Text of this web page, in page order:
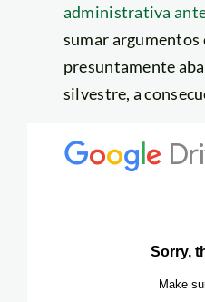
administrativa ante
sumar argumentos
presuntamente
silvestre, a